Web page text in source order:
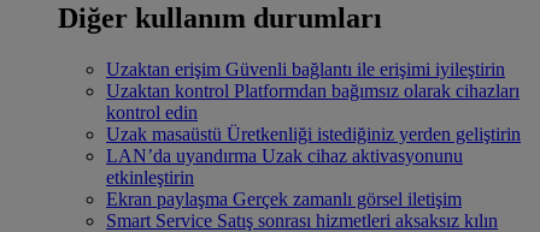
Diğer kullanım durumları
Uzaktan erişim Güvenli bağlantı ile erişimi iyileştirin
Uzaktan kontrol Platformdan bağımsız olarak cihazları
kontrol edin
Uzak masaüstü Üretkenliği istediğiniz yerden geliştirin
LAN’da uyandırma Uzak cihaz aktivasyonunu
etkinleştirin
Ekran paylaşma Gerçek zamanlı görsel iletişim
Smart Service Satış sonrası hizmetleri aksaksız kılın